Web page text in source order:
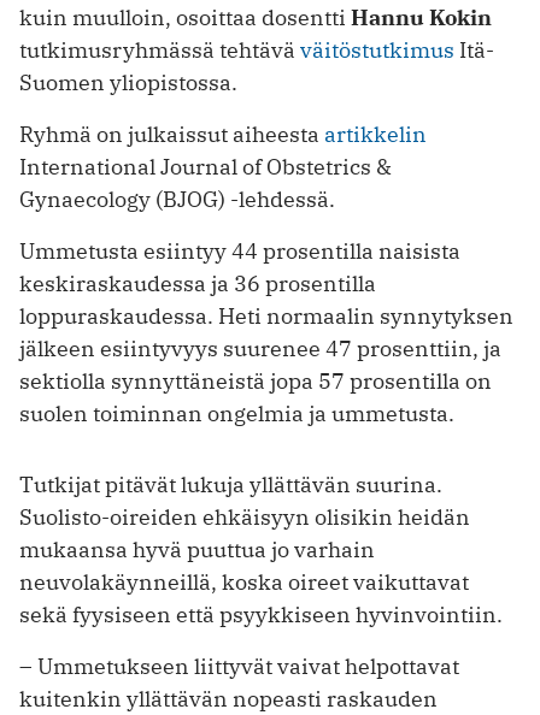
kuin muulloin, osoittaa dosentti Hannu Kokin
tutkimusryhmässä tehtävä väitöstutkimus Itä-
Suomen yliopistossa.
Ryhmä on julkaissut aiheesta artikkelin
International Journal of Obstetrics &
Gynaecology (BJOG) -lehdessä.
Ummetusta esiintyy 44 prosentilla naisista
keskiraskaudessa ja 36 prosentilla
loppuraskaudessa. Heti normaalin synnytyksen
jälkeen esiintyvyys suurenee 47 prosenttiin, ja
sektiolla synnyttäneistä jopa 57 prosentilla on
suolen toiminnan ongelmia ja ummetusta.
Tutkijat pitävät lukuja yllättävän suurina.
Suolisto-oireiden ehkäisyyn olisikin heidän
mukaansa hyvä puuttua jo varhain
neuvolakäynneillä, koska oireet vaikuttavat
sekä fyysiseen että psyykkiseen hyvinvointiin.
– Ummetukseen liittyvät vaivat helpottavat
kuitenkin yllättävän nopeasti raskauden